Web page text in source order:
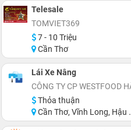
Telesale
TOMVIET369
7 - 10 Triệu
Cần Thơ
Lái Xe Nâng
CÔNG TY CP WESTFOOD
Thỏa thuận
Cần Thơ, Vĩnh Long, Hậu Giang